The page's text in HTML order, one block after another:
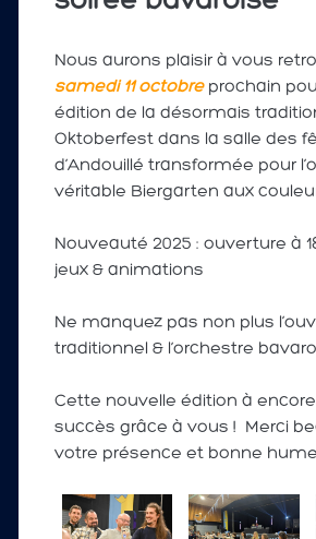
Nous aurons plaisir à vous
samedi 11 octobreprochain
édition de la désormais
Oktoberfest dans la salle des
d’Andouillé transformée pour
véritable Biergarten aux
Nouveauté 2025 : ouverture à
jeux & animations
Ne manquez pas non plus
traditionnel & l’orchestre
Cette nouvelle édition à
succès grâce à vous ! Merci
votre présence et bonne